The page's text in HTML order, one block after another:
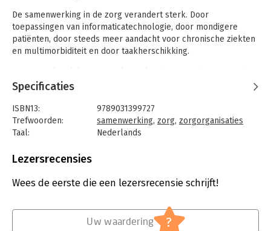
De samenwerking in de zorg verandert sterk. Door
toepassingen van informaticatechnologie, door mondigere
patiënten, door steeds meer aandacht voor chronische ziekten
en multimorbiditeit en door taakherschikking.
pers lezen we soms dat het door geen of slechte
samenwerking ernstig mis kan gaan. Optimale samenwerking
wil zeggen dat professionals openstaan voor wat de ander
doet en zich bewust zijn deel uit te maken van het netwerk
rond de patiënt. Samenwerken is dus een noodzaak en kan ook
In vier delen in dit boek komen achtereenvolgens aan de orde:
noodzaak en theoretische achtergronden van samenwerken,
praktische verbetermogelijkheden die direct toepasbaar zijn in
beschrijving van een twaalftal inspirerende praktijksituaties en
ten slotte een blik op de toekomst met aandacht voor
Specificaties
ISBN13:
9789031399727
Trefwoorden:
samenwerking, zorg, zorgorganisaties
Taal:
Nederlands
Aantal pagina's:
Druk:
1
Non-profit
Lezersrecensies
Wees de eerste die een lezersrecensie schrijft!
Uw waardering ?